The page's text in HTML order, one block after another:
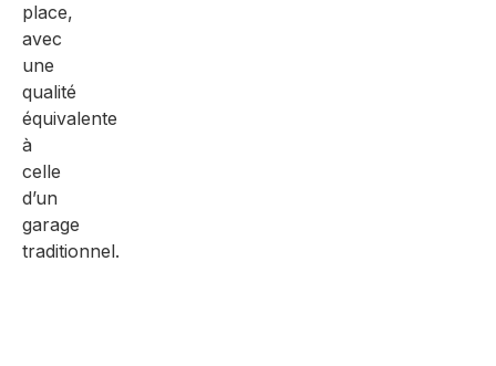
place,
avec
une
qualité
équivalente
à
celle
d’un
garage
traditionnel.